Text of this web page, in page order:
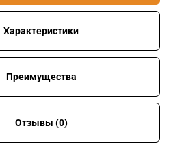
Характеристики
Преимущества
Отзывы (0)